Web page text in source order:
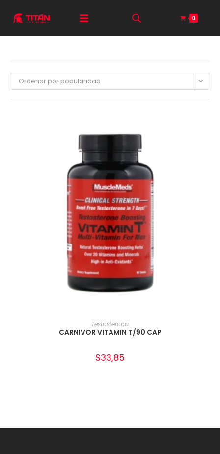
0
Ordenar por popularidad
AÑADIR AL CARRITO
Testosterona
CARNIVOR VITAMIN T/90 CAP
$33,85